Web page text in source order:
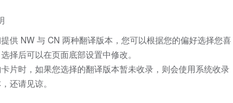
特殊召唤的只能是光属性怪兽。①：自己场上有光属性·
。用这个效果特殊召唤的这张卡从场上离开的场合除
。那只怪兽和这张卡的等级直到回合结束时为止变为8。
对不能打开。不管发生什么事情都绝对不能打开。
供 NW 与 CN 两种翻译版本，您可以根据您的偏好选择您喜
择后可以在页面底部设置中修改。
片时，如果您选择的翻译版本暂未收录，则会使用系统收录
还请见谅。